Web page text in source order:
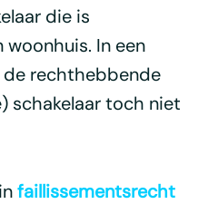
die is
In een
de rechthebbende
schakelaar toch niet
faillissementsrecht